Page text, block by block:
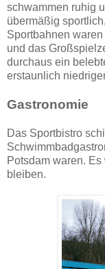
schwammen ruhig
übermäßig
Sportbahnen
und das
durchaus ein
erstaunlich
Gastronomie
Das Sportbistro
Potsdam waren.
bleiben.